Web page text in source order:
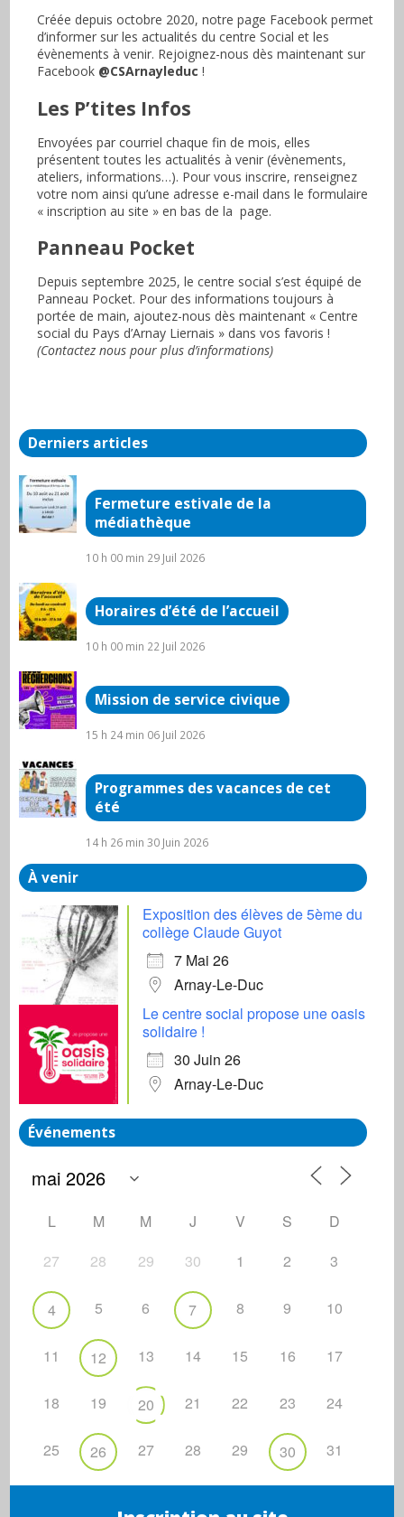
Créée depuis octobre 2020, notre page Facebook permet
d’informer sur les actualités du centre Social et les
évènements à venir. Rejoignez-nous dès maintenant sur
Facebook @CSArnayleduc !
Les P’tites Infos
Envoyées par courriel chaque fin de mois, elles
présentent toutes les actualités à venir (évènements,
ateliers, informations…). Pour vous inscrire, renseignez
votre nom ainsi qu’une adresse e-mail dans le formulaire
« inscription au site » en bas de la page.
Panneau Pocket
Depuis septembre 2025, le centre social s’est équipé de
Panneau Pocket. Pour des informations toujours à
portée de main, ajoutez-nous dès maintenant « Centre
social du Pays d’Arnay Liernais » dans vos favoris !
(Contactez nous pour plus d’informations)
Derniers articles
Fermeture estivale de la
médiathèque
10 h 00 min 29 Juil 2026
Horaires d’été de l’accueil
10 h 00 min 22 Juil 2026
Mission de service civique
15 h 24 min 06 Juil 2026
Programmes des vacances de cet
été
14 h 26 min 30 Juin 2026
À venir
Exposition des élèves de 5ème du
collège Claude Guyot
7 Mai 26
Arnay-Le-Duc
Le centre social propose une oasis
solidaire !
30 Juin 26
Arnay-Le-Duc
Événements
L M M J V S
D
27
28 29 30 1 2 3
4 5 6 7 8 9 10
11 12 13 14 15 16 17
18 19 20 21 22 23 24
25 26 27 28 29 30 31